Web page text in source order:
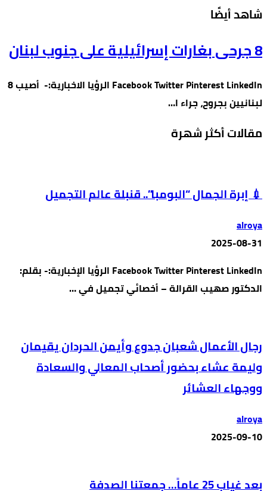
‫شاهد أيضًا‬
8 جرحى بغارات إسرائيلية على جنوب لبنان
Facebook Twitter Pinterest LinkedIn الرؤيا الاخبارية:- أصيب 8
لبنانيين بجروح، جراء ا…
مقالات أكثر شهرة
💉 إبرة الجمال “البومبا”.. قنبلة عالم التجميل
alroya
2025-08-31
Facebook Twitter Pinterest LinkedIn الرؤيا الإخبارية:- بقلم:
الدكتور صهيب القرالة – أخصائي تجميل في …
رجال الأعمال شعبان جدوع وأيمن الحردان يقيمان
وليمة عشاء بحضور أصحاب المعالي والسعادة
ووجهاء العشائر
alroya
2025-09-10
بعد غياب 25 عاماً… جمعتنا الصدفة